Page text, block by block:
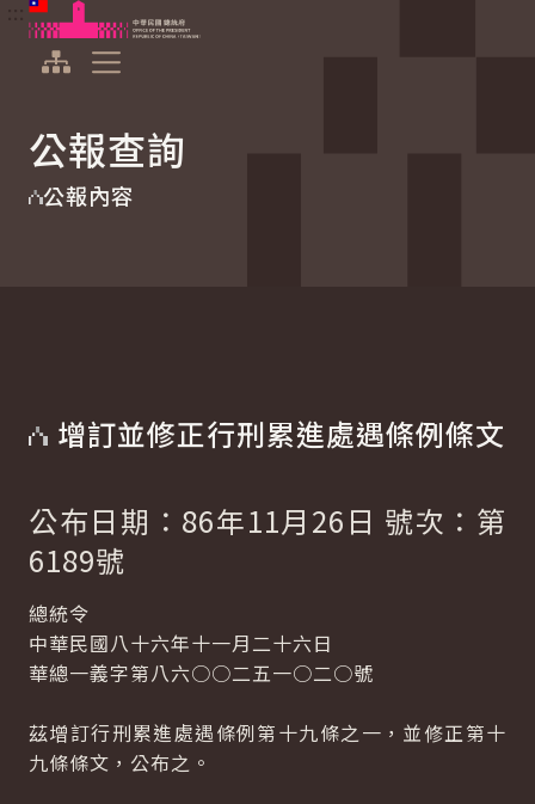
跳到主要內容
中華民國總統府
公報查詢
公報內容
增訂並修正行刑累進處遇條例條文
公布日期：86年11月26日 號次：第
6189號
總統令
中華民國八十六年十一月二十六日
華總一義字第八六○○二五一○二○號
茲增訂行刑累進處遇條例第十九條之一，並修正第十
九條條文，公布之。